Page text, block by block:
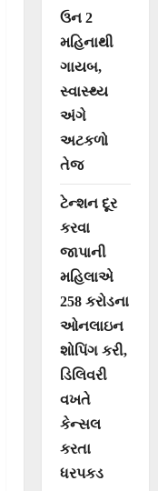
ઉન 2
મહિનાથી
ગાયબ,
સ્વાસ્થ્ય
અંગે
અટકળો
તેજ
ટેન્શન દૂર
કરવા
જાપાની
મહિલાએ
258 કરોડના
ઓનલાઇન
શોપિંગ કરી,
ડિલિવરી
વખતે
કેન્સલ
કરતા
ધરપકડ